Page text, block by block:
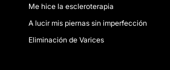
Me hice la escleroterapia
A lucir mis piernas sin imperfección
Eliminación de Varices